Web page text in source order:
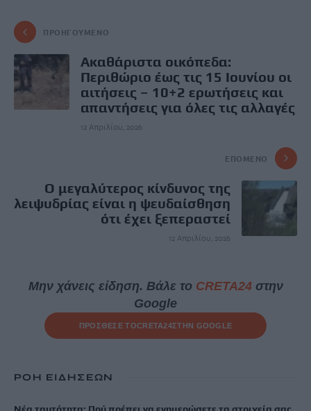
ΠΡΟΗΓΟΎΜΕΝΟ
Ακαθάριστα οικόπεδα:
Περιθώριο έως τις 15 Ιουνίου οι
αιτήσεις – 10+2 ερωτήσεις και
απαντήσεις για όλες τις αλλαγές
12 Απριλίου, 2026
ΕΠΌΜΕΝΟ
Ο μεγαλύτερος κίνδυνος της
λειψυδρίας είναι η ψευδαίσθηση
ότι έχει ξεπεραστεί
12 Απριλίου, 2026
Μην χάνεις είδηση. Βάλε το CRETA24στην
Google
ΠΡΟΣΘΕΣΕ ΤΟCRETA24ΣΤΗΝ GOOGLE
ΡΟΗ ΕΙΔΗΣΕΩΝ